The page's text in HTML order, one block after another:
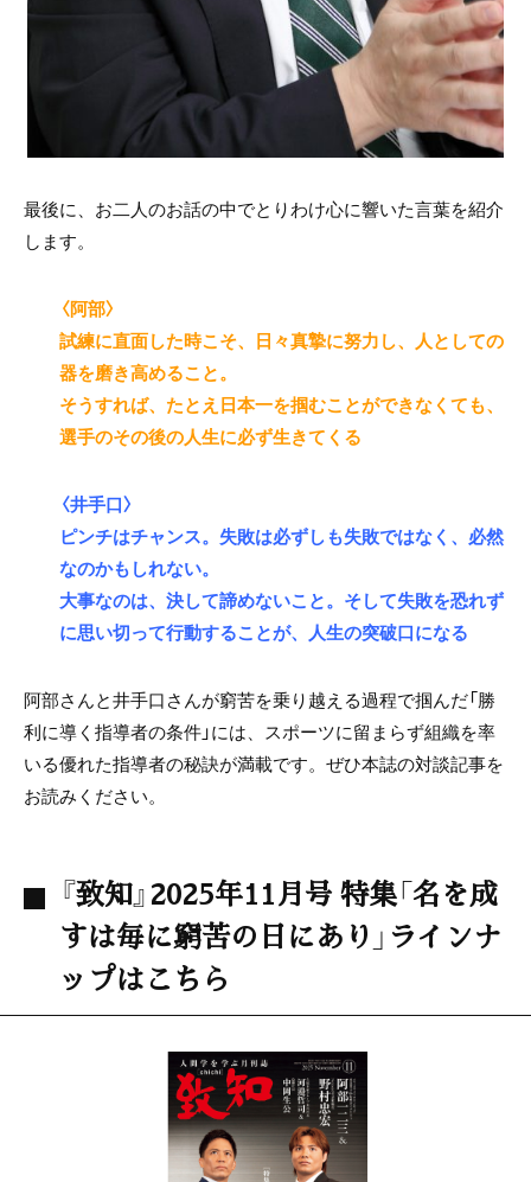
最後に、お二人のお話の中でとりわけ心に響いた言葉を紹介
します。
〈阿部〉
試練に直面した時こそ、日々真摯に努力し、人としての
器を磨き高めること。
そうすれば、たとえ日本一を掴むことができなくても、
選手のその後の人生に必ず生きてくる
〈井手口〉
ピンチはチャンス。失敗は必ずしも失敗ではなく、必然
なのかもしれない。
大事なのは、決して諦めないこと。そして失敗を恐れず
に思い切って行動することが、人生の突破口になる
阿部さんと井手口さんが窮苦を乗り越える過程で掴んだ「勝
利に導く指導者の条件」には、スポーツに留まらず組織を率
いる優れた指導者の秘訣が満載です。ぜひ本誌の対談記事を
お読みください。
『致知』2025年11月号 特集「名を成
すは毎に窮苦の日にあり」ラインナ
ップはこちら